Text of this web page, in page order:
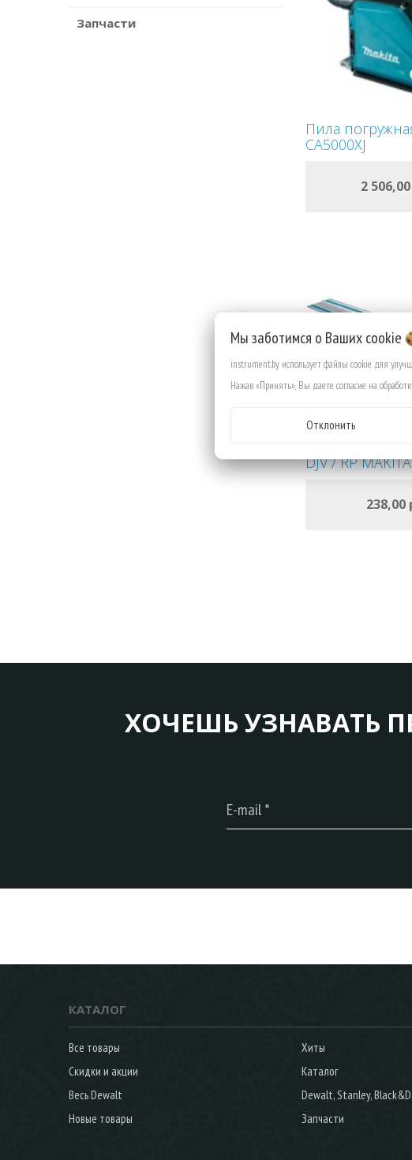
Запчасти
Пила
CA5000XJ
2
DJV / RP
238,00
ХОЧЕШЬ УЗНАВАТЬ
КАТАЛОГ
Все товары
Хиты
Скидки и акции
Каталог
Весь Dewalt
Dewalt, Stanley,
Новые товары
Запчасти
Мы заботимся о Вашихcookie
instrument.by использует файлы cookie для
Нажав «Принять», Вы даете согласие на
Отклонить